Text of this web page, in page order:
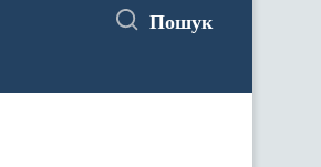
Пошук